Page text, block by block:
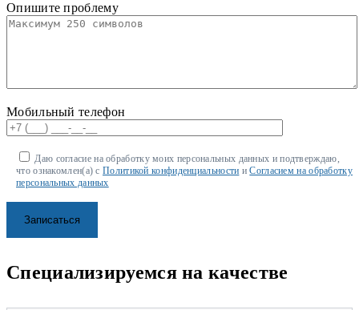
Опишите проблему
Мобильный телефон
Даю согласие на обработку моих персональных данных и подтверждаю,
что ознакомлен(а) сПолитикой конфиденциальности иСогласием на обработку
персональных данных
Специализируемся на качестве